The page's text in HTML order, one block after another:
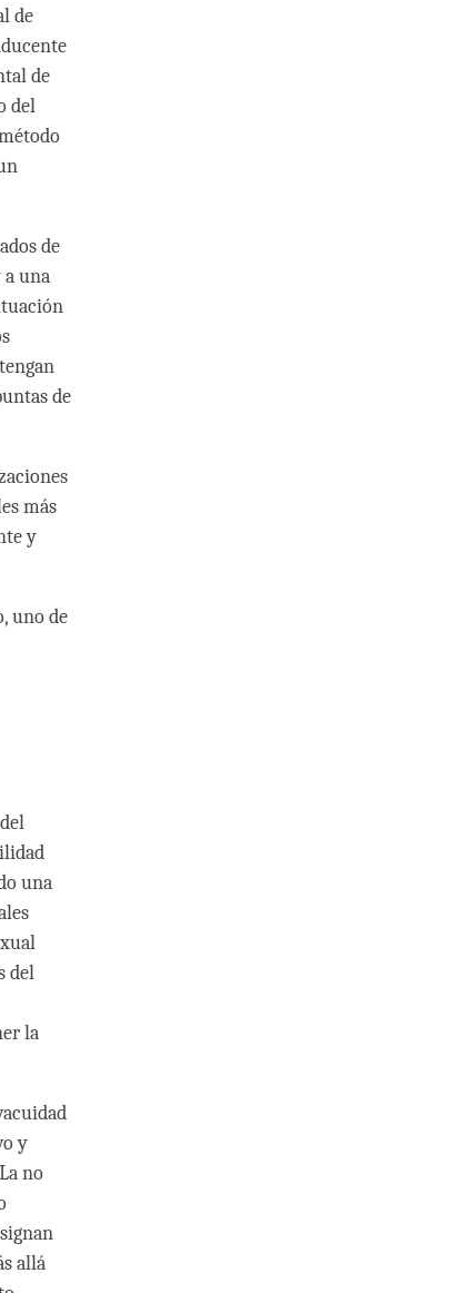
de
de
del
de
una
de
más
y
uno de
una
del
la
y
no
allá